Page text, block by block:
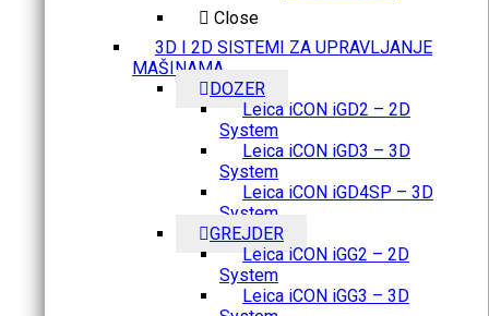
Close
3D I 2D SISTEMI ZA UPRAVLJANJE
MAŠINAMA
DOZER
Leica iCON iGD2 – 2D
System
Leica iCON iGD3 – 3D
System
Leica iCON iGD4SP – 3D
System
GREJDER
Leica iCON iGG2 – 2D
System
Leica iCON iGG3 – 3D